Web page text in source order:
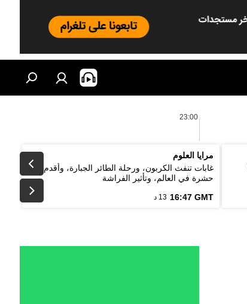
23:00
مرايا العلوم
غابات تنفث الكربون، ورحلة الطائر الجبارة، وأقدم
حشرة في العالم، وتأثير الفراشة
16:47 GMT 13 د